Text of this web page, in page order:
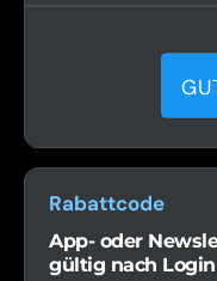
Rabattcode
App- oder
gültig nach